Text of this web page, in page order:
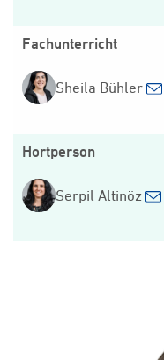
Fachunterricht
Sheila Bühler
Hortperson
Serpil Altinöz